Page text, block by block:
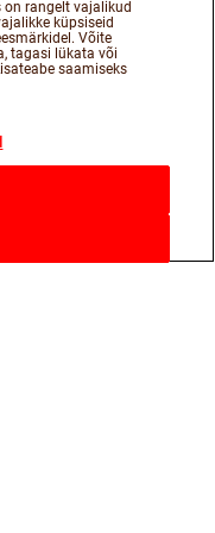
on rangelt vajalikud
küpsiseid
Võite
tagasi lükata või
saamiseks